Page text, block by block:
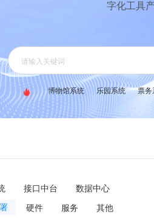
字化工具产
博物馆系统 乐园系统 票务
接口中台 数据中心
硬件 服务 其他